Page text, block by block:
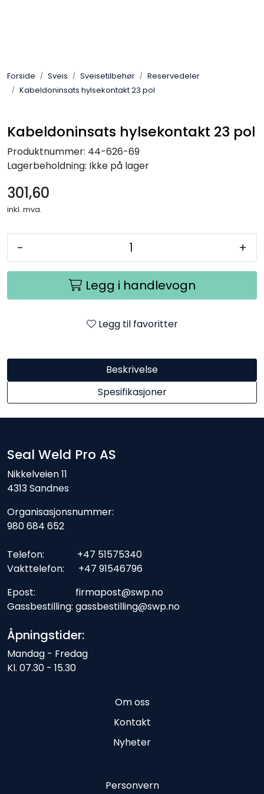
Forside Sveis Sveisetilbehør
Reservedeler
Kabeldoninsats hylsekontakt 23 pol
Kabeldoninsats hylsekontakt 23 pol
Produktnummer: 44-626-69
Lagerbeholdning: Ikke på lager
301,60
inkl. mva.
- +
Legg i handlevogn
Legg til favoritter
Beskrivelse
Spesifikasjoner
Seal Weld Pro AS
Nikkelveien 11
4313 Sandnes
Organisasjonsnummer:
980 684 652
Telefon: +47 51575340
Vakttelefon: +47 91546796
Epost: firmapost@swp.no
Gassbestilling: gassbestilling@swp.no
Åpningstider:
Mandag - Fredag
Kl. 07.30 - 15.30
Om oss
Kontakt
Nyheter
Personvern
Pakning
Automasjon
Verneutstyr
Industriprodukter